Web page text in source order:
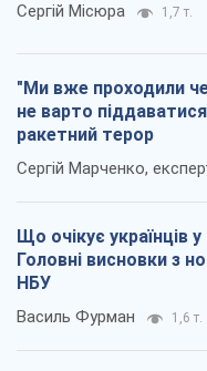
Сергій Місюра 1,7 т.
"Ми вже проходили
не варто піддаватися
ракетний терор
Сергій Марченко,
Що очікує українців
Головні висновки з
НБУ
Василь Фурман 1,6 т.